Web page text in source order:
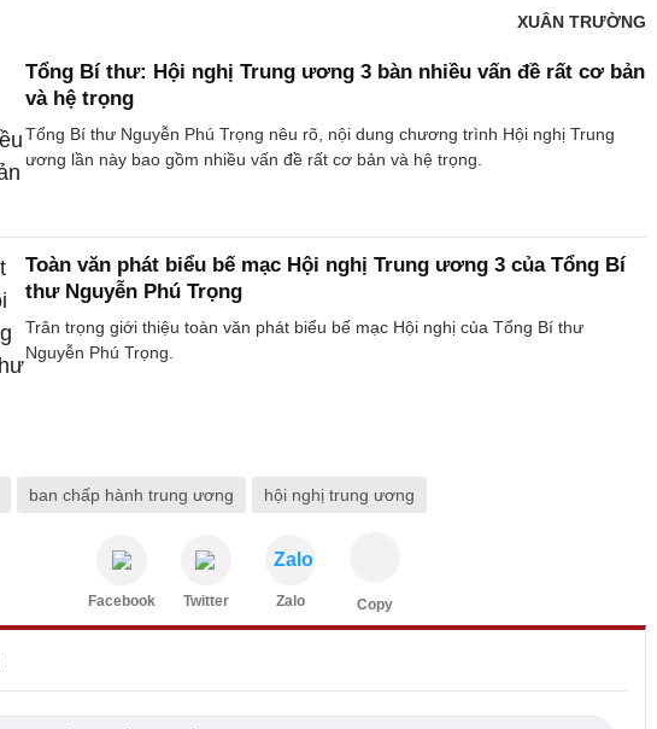
XUÂN TRƯỜNG
Tổng Bí thư: Hội nghị Trung ương 3 bàn nhiều vấn đề rất cơ bản
và hệ trọng
Tổng Bí thư Nguyễn Phú Trọng nêu rõ, nội dung chương trình Hội nghị Trung
ương lần này bao gồm nhiều vấn đề rất cơ bản và hệ trọng.
Toàn văn phát biểu bế mạc Hội nghị Trung ương 3 của Tổng Bí
thư Nguyễn Phú Trọng
Trân trọng giới thiệu toàn văn phát biểu bế mạc Hội nghị của Tổng Bí thư
Nguyễn Phú Trọng.
ban chấp hành trung ương hội nghị trung ương
Facebook Twitter
Zalo
Zalo Copy